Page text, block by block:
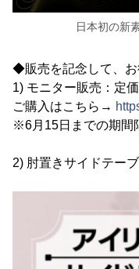
日本初の新
◆販売を記念して、
1) モニター販売：定
ご購入はこちら→
※6月15日までの期間
2) 肘置きサイドテー